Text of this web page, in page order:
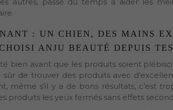
: UN CHIEN, DES MAINS
ANJU BEAUTÉ DEPUIS
bien avant que les produits soient
de trouver des produits avec
même s’il y a de bons résultats, c’est
produits les yeux fermés sans effets